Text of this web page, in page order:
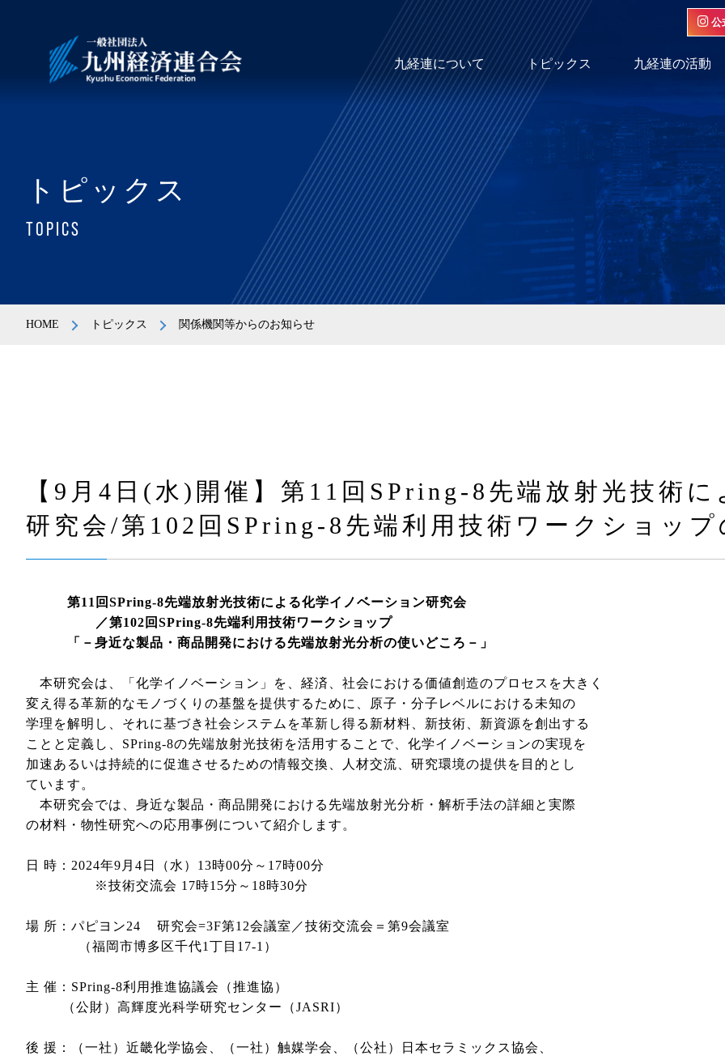
九経連について トピックス 九経連の活動
公
トピックス
TOPICS
HOME トピックス 関係機関等からのお知らせ
【9月4日(水)開催】第11回SPring-8先端放射光技術
研究会/第102回SPring-8先端利用技術ワークショップ
第11回SPring-8先端放射光技術による化学イノベーション研究会
／第102回SPring-8先端利用技術ワークショップ
「－身近な製品・商品開発における先端放射光分析の使いどころ－」
本研究会は、「化学イノベーション」を、経済、社会における価値創造のプロセスを大きく
変え得る革新的なモノづくりの基盤を提供するために、原子・分子レベルにおける未知の
学理を解明し、それに基づき社会システムを革新し得る新材料、新技術、新資源を創出する
ことと定義し、SPring-8の先端放射光技術を活用することで、化学イノベーションの実現を
加速あるいは持続的に促進させるための情報交換、人材交流、研究環境の提供を目的とし
ています。
本研究会では、身近な製品・商品開発における先端放射光分析・解析手法の詳細と実際
の材料・物性研究への応用事例について紹介します。
日 時：2024年9月4日（水）13時00分～17時00分
※技術交流会 17時15分～18時30分
場 所：パピヨン24 研究会=3F第12会議室／技術交流会＝第9会議室
（福岡市博多区千代1丁目17-1）
主 催：SPring-8利用推進協議会（推進協）
（公財）高輝度光科学研究センター（JASRI）
後 援：（一社）近畿化学協会、（一社）触媒学会、（公社）日本セラミックス協会、